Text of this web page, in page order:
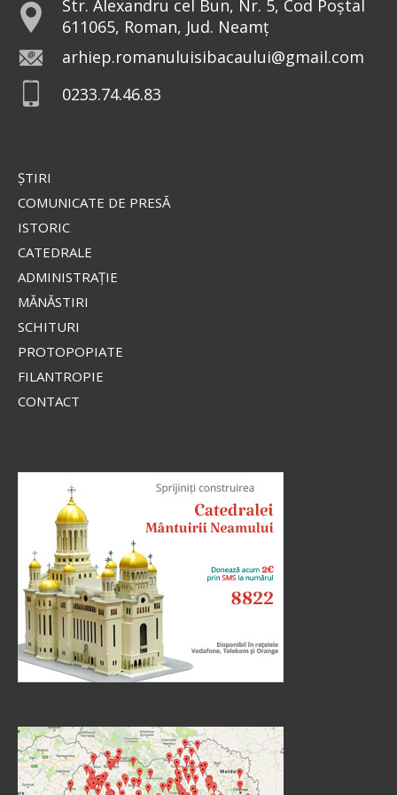
Str. Alexandru cel Bun, Nr. 5, Cod Poștal
611065, Roman, Jud. Neamț
arhiep.romanuluisibacaului@gmail.com
0233.74.46.83
ŞTIRI
COMUNICATE DE PRESĂ
ISTORIC
CATEDRALE
ADMINISTRAŢIE
MĂNĂSTIRI
SCHITURI
PROTOPOPIATE
FILANTROPIE
CONTACT